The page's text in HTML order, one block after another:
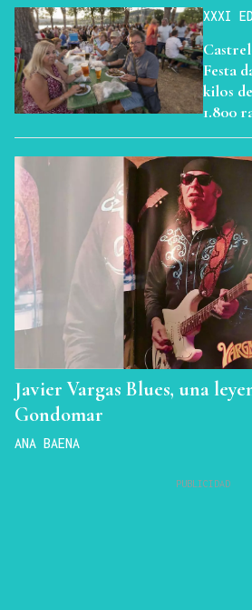
XXXI
Festa
kilos
1.800
Javier Vargas Blues, una
Gondomar
ANA BAENA